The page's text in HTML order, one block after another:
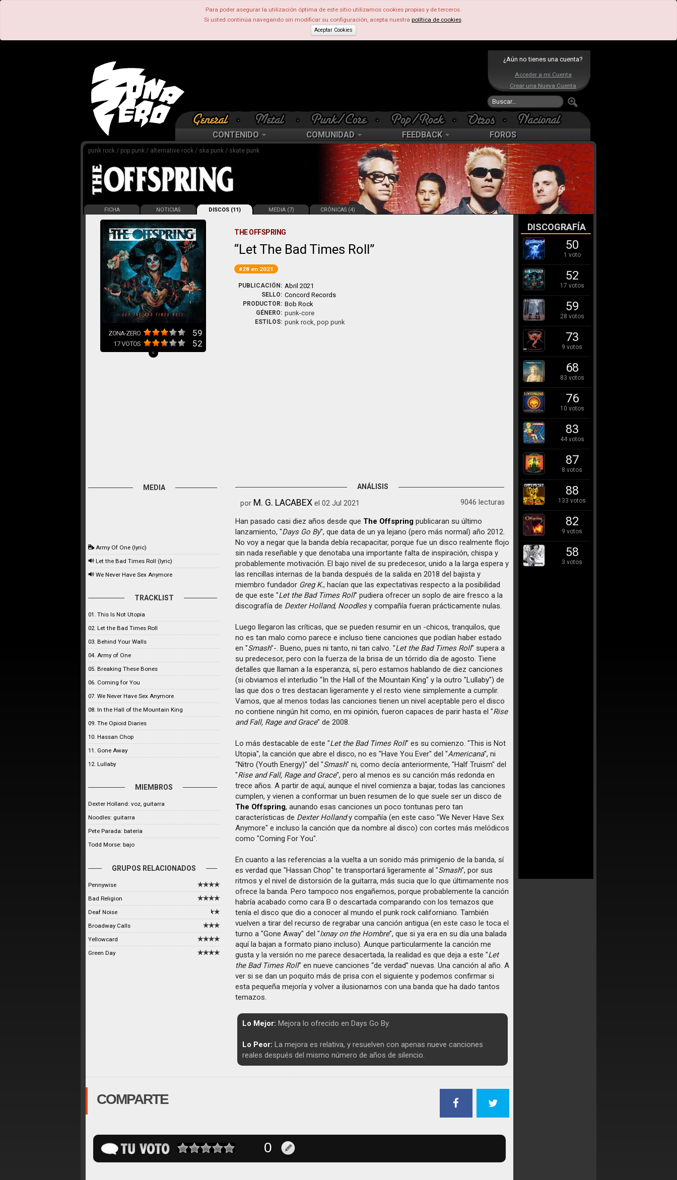
Para poder asegurar la utilización óptima de este sitio utilizamos cookies propias y de terceros.
Si usted continúa navegando sin modificar su configuración, acepta nuestra política de cookies.
Aceptar Cookies
¿Aún no tienes una cuenta?
Acceder a mi Cuenta
Crear una Nueva Cuenta
CONTENIDO COMUNIDAD FEEDBACK FOROS
punk rock / pop punk / alternative rock / ska punk / skate punk
FICHA NOTICIAS DISCOS (11) MEDIA (7) CRÓNICAS (4)
ZONA-ZERO 59
17VOTOS 52
+
THE OFFSPRING
Let The Bad Times Roll
#28 en 2021
PUBLICACIÓN: Abril 2021
SELLO: Concord Records
PRODUCTOR: Bob Rock
GÉNERO: punk-core
ESTILOS: punk rock, pop punk
MEDIA
Army Of One (lyric)
Let the Bad Times Roll (lyric)
We Never Have Sex Anymore
TRACKLIST
01. This Is Not Utopia
02. Let the Bad Times Roll
03. Behind Your Walls
04. Army of One
05. Breaking These Bones
06. Coming for You
07. We Never Have Sex Anymore
08. In the Hall of the Mountain King
09. The Opioid Diaries
10. Hassan Chop
11. Gone Away
12. Lullaby
MIEMBROS
Dexter Holland: voz, guitarra
Noodles: guitarra
Pete Parada: batería
Todd Morse: bajo
GRUPOS RELACIONADOS
Pennywise
Bad Religion
Deaf Noise
Broadway Calls
Yellowcard
Green Day
ANÁLISIS
por M. G. LACABEX el 02 Jul 2021 9046 lecturas
Han pasado casi diez años desde que The Offspring publicaran su último
lanzamiento, "Days Go By", que data de un ya lejano (pero más normal) año 2012.
No voy a negar que la banda debía recapacitar, porque fue un disco realmente flojo
sin nada reseñable y que denotaba una importante falta de inspiración, chispa y
probablemente motivación. El bajo nivel de su predecesor, unido a la larga espera y
las rencillas internas de la banda después de la salida en 2018 del bajista y
miembro fundador Greg K., hacían que las expectativas respecto a la posibilidad
de que este "Let the Bad Times Roll" pudiera ofrecer un soplo de aire fresco a la
discografía de Dexter Holland, Noodlesy compañía fueran prácticamente nulas.
Luego llegaron las críticas, que se pueden resumir en un -chicos, tranquilos, que
no es tan malo como parece e incluso tiene canciones que podían haber estado
en "Smash"-. Bueno, pues ni tanto, ni tan calvo. "Let the Bad Times Roll" supera a
su predecesor, pero con la fuerza de la brisa de un tórrido día de agosto. Tiene
detalles que llaman a la esperanza, sí, pero estamos hablando de diez canciones
(si obviamos el interludio "In the Hall of the Mountain King" y la outro "Lullaby") de
las que dos o tres destacan ligeramente y el resto viene simplemente a cumplir.
Vamos, que al menos todas las canciones tienen un nivel aceptable pero el disco
no contiene ningún hit como, en mi opinión, fueron capaces de parir hasta el "Rise
and Fall, Rage and Grace" de 2008.
Lo más destacable de este "Let the Bad Times Roll" es su comienzo. "This is Not
Utopia", la canción que abre el disco, no es "Have You Ever" del "Americana", ni
"Nitro (Youth Energy)" del "Smash" ni, como decía anteriormente, "Half Truism" del
"Rise and Fall, Rage and Grace", pero al menos es su canción más redonda en
trece años. A partir de aquí, aunque el nivel comienza a bajar, todas las canciones
cumplen, y vienen a conformar un buen resumen de lo que suele ser un disco de
The Offspring, aunando esas canciones un poco tontunas pero tan
características de Dexter Hollandy compañía (en este caso "We Never Have Sex
Anymore" e incluso la canción que da nombre al disco) con cortes más melódicos
como "Coming For You".
En cuanto a las referencias a la vuelta a un sonido más primigenio de la banda, sí
es verdad que "Hassan Chop" te transportará ligeramente al "Smash", por sus
ritmos y el nivel de distorsión de la guitarra, más sucia que lo que últimamente nos
ofrece la banda. Pero tampoco nos engañemos, porque probablemente la canción
habría acabado como cara B o descartada comparando con los temazos que
tenía el disco que dio a conocer al mundo el punk rock californiano. También
vuelven a tirar del recurso de regrabar una canción antigua (en este caso le toca el
turno a "Gone Away" del "Ixnay on the Hombre", que si ya era en su día una balada
aquí la bajan a formato piano incluso). Aunque particularmente la canción me
gusta y la versión no me parece desacertada, la realidad es que deja a este "Let
the Bad Times Roll" en nueve canciones “de verdad” nuevas. Una canción al año. A
ver si se dan un poquito más de prisa con el siguiente y podemos confirmar si
esta pequeña mejoría y volver a ilusionarnos con una banda que ha dado tantos
temazos.
Lo Mejor: Mejora lo ofrecido en Days Go By.
Lo Peor: La mejora es relativa, y resuelven con apenas nueve canciones
reales después del mismo número de años de silencio.
COMPARTE
DISCOGRAFÍA
50
1 voto
52
17 votos
59
28 votos
73
9 votos
68
83 votos
76
10 votos
83
44 votos
87
8 votos
88
133 votos
82
9 votos
58
3 votos